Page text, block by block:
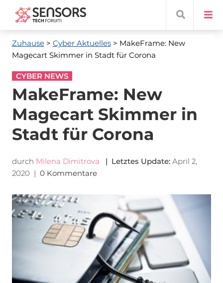
Zuhause> Cyber ​​Aktuelles> MakeFrame: New
Magecart Skimmer in Stadt für Corona
CYBER NEWS
MakeFrame: New
Magecart Skimmer in
Stadt für Corona
durch Milena Dimitrova | Letztes Update: April 2,
2020 | 0 Kommentare